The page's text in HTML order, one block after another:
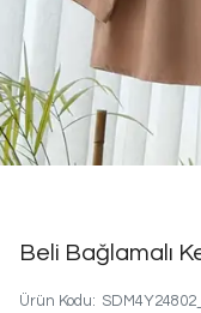
Beli Bağlamalı
Ürün Kodu: